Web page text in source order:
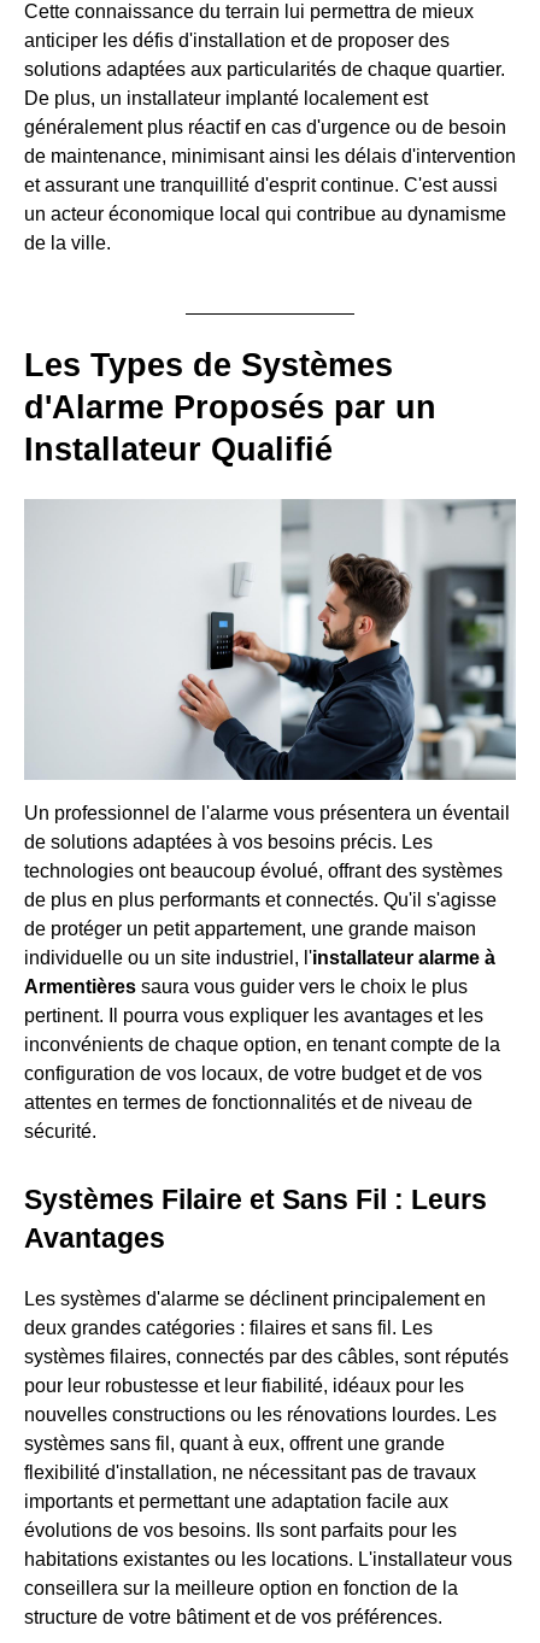
Cette connaissance du terrain lui permettra de mieux
anticiper les défis d'installation et de proposer des
solutions adaptées aux particularités de chaque quartier.
De plus, un installateur implanté localement est
généralement plus réactif en cas d'urgence ou de besoin
de maintenance, minimisant ainsi les délais d'intervention
et assurant une tranquillité d'esprit continue. C'est aussi
un acteur économique local qui contribue au dynamisme
de la ville.
Les Types de Systèmes
d'Alarme Proposés par un
Installateur Qualifié
Un professionnel de l'alarme vous présentera un éventail
de solutions adaptées à vos besoins précis. Les
technologies ont beaucoup évolué, offrant des systèmes
de plus en plus performants et connectés. Qu'il s'agisse
de protéger un petit appartement, une grande maison
individuelle ou un site industriel, l'installateur alarme à
Armentières saura vous guider vers le choix le plus
pertinent. Il pourra vous expliquer les avantages et les
inconvénients de chaque option, en tenant compte de la
configuration de vos locaux, de votre budget et de vos
attentes en termes de fonctionnalités et de niveau de
sécurité.
Systèmes Filaire et Sans Fil : Leurs
Avantages
Les systèmes d'alarme se déclinent principalement en
deux grandes catégories : filaires et sans fil. Les
systèmes filaires, connectés par des câbles, sont réputés
pour leur robustesse et leur fiabilité, idéaux pour les
nouvelles constructions ou les rénovations lourdes. Les
systèmes sans fil, quant à eux, offrent une grande
flexibilité d'installation, ne nécessitant pas de travaux
importants et permettant une adaptation facile aux
évolutions de vos besoins. Ils sont parfaits pour les
habitations existantes ou les locations. L'installateur vous
conseillera sur la meilleure option en fonction de la
structure de votre bâtiment et de vos préférences.